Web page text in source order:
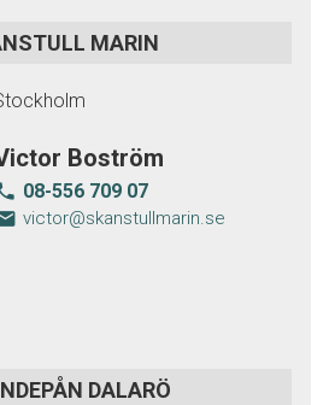
MARIN
Boström
08-556 709 07
victor@skanstullmarin.se
DALARÖ